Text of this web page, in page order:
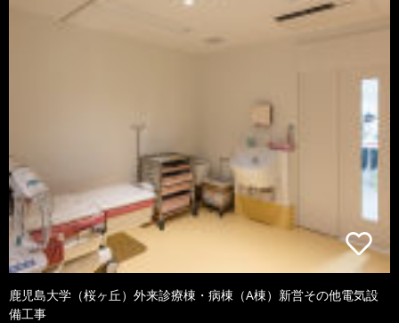
鹿児島大学（桜ヶ丘）外来診療棟・病棟（A棟）新営その他電気設
備工事